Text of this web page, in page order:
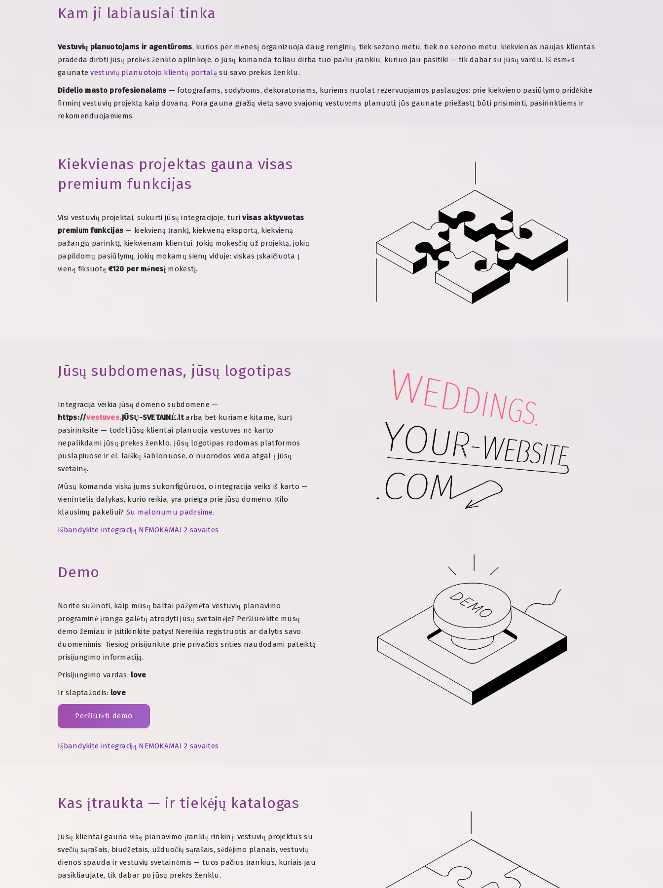
Kam ji labiausiai tinka
Vestuvių planuotojams ir agentūroms, kurios per mėnesį organizuoja daug renginių, tiek sezono metu, tiek ne sezono metu: kiekvienas naujas klientas
pradeda dirbti jūsų prekės ženklo aplinkoje, o jūsų komanda toliau dirba tuo pačiu įrankiu, kuriuo jau pasitiki — tik dabar su jūsų vardu. Iš esmės
gaunatevestuvių planuotojo klientų portaląsu savo prekės ženklu.
Didelio masto profesionalams — fotografams, sodyboms, dekoratoriams, kuriems nuolat rezervuojamos paslaugos: prie kiekvieno pasiūlymo pridėkite
firminį vestuvių projektą kaip dovaną. Pora gauna gražią vietą savo svajonių vestuvėms planuoti; jūs gaunate priežastį būti prisiminti, pasirinktiems ir
rekomenduojamiems.
Kiekvienas projektas gauna visas
premium funkcijas
Visi vestuvių projektai, sukurti jūsų integracijoje, turivisas aktyvuotas
premium funkcijas — kiekvieną įrankį, kiekvieną eksportą, kiekvieną
pažangią parinktį, kiekvienam klientui. Jokių mokesčių už projektą, jokių
papildomų pasiūlymų, jokių mokamų sienų viduje: viskas įskaičiuota į
vieną fiksuotą€120 per mėnesį mokestį.
Jūsų subdomenas, jūsų logotipas
Integracija veikia jūsų domeno subdomene —
https://vestuves.JŪSŲ-SVETAINĖ.ltarba bet kuriame kitame, kurį
pasirinksite — todėl jūsų klientai planuoja vestuves nė karto
nepalikdami jūsų prekės ženklo. Jūsų logotipas rodomas platformos
puslapiuose ir el. laiškų šablonuose, o nuorodos veda atgal į jūsų
svetainę.
Mūsų komanda viską jums sukonfigūruos, o integracija veiks iš karto —
vienintelis dalykas, kurio reikia, yra prieiga prie jūsų domeno. Kilo
klausimų pakeliui? Su malonumu padėsime.
Išbandykite integraciją NEMOKAMAI 2 savaites
Demo
Norite sužinoti, kaip mūsų baltai pažymėta vestuvių planavimo
programinė įranga galėtų atrodyti jūsų svetainėje? Peržiūrėkite mūsų
demo žemiau ir įsitikinkite patys! Nereikia registruotis ar dalytis savo
duomenimis. Tiesiog prisijunkite prie privačios srities naudodami pateiktą
prisijungimo informaciją.
Prisijungimo vardas: love
Ir slaptažodis: love
Peržiūrėti demo
Išbandykite integraciją NEMOKAMAI 2 savaites
Kas įtraukta — ir tiekėjų katalogas
Jūsų klientai gauna visą planavimo įrankių rinkinį: vestuvių projektus su
svečių sąrašais, biudžetais, užduočių sąrašais, sėdėjimo planais, vestuvių
dienos spauda ir vestuvių svetainėmis — tuos pačius įrankius, kuriais jau
pasikliaujate, tik dabar po jūsų prekės ženklu.